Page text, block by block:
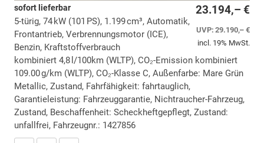
23.194,– €
UVP:29.190,– €
incl. 19% MwSt.
sofort lieferbar
5-türig, 74 kW (101 PS), 1.199 cm³, Automatik,
Frontantrieb, Verbrennungsmotor (ICE),
Benzin, Kraftstoffverbrauch
kombiniert 4,8 l/100km (WLTP), CO₂-Emission kombiniert
109.00 g/km (WLTP), CO₂-Klasse C, Außenfarbe: Mare Grün
Metallic, Zustand, Fahrfähigkeit: fahrtauglich,
Garantieleistung: Fahrzeuggarantie, Nichtraucher-Fahrzeug,
Zustand, Beschaffenheit: Scheckheftgepflegt, Zustand:
unfallfrei, Fahrzeugnr.: 1427856